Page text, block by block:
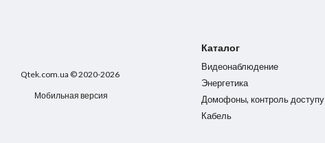
Qtek.com.ua © 2020-2026
Мобильная версия
Каталог
Видеонаблюдение
Энергетика
Домофоны, контроль доступу
Кабель